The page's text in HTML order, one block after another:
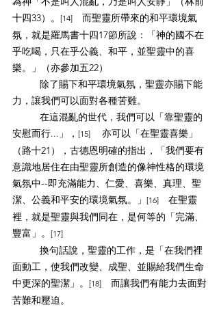
十四33）。 [14] 而聖靈所帶來的和平環境氣
氛，就是羅馬書十四17節所說：「神的國不在
乎吃喝，只在乎公義、和平，並聖靈中的喜
樂。」（亦參加五22）
除了賜下和平環境氣氛，聖靈亦賜下能
力，讓我們可以面對各種苦難。
在這混亂的世代，我們可以「靠聖靈的
安慰而行...」， [15]
亦可以「在聖靈喜樂」
（路十21），古德恩明確的指出，「我們要有
意識地居住在由聖靈所創造的像神性格的環境
氣氛中--即充滿能力、仁愛、喜樂、真理、聖
潔、公義和平安的環境氣氛。」 [16] 在聖靈
裡，就是聖靈與我們同在，是何等的「完滿、
豐富」。 [17]
換句話說，聖靈的工作，是「在我們裡
面動工，使我們改變、成聖、並賜給我們生命
中更深的聖潔」。 [18] 而讓我們有能力去面對
苦難和壓迫。